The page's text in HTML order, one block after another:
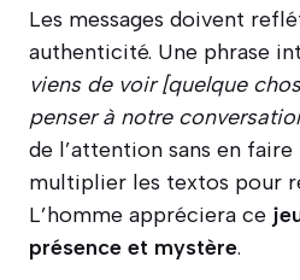
Les messages doivent
authenticité. Une phrase
viens de voir [quelque
penser à notre
de l’attention sans en
multiplier les textos pour
L’homme appréciera ce
présence et mystère.